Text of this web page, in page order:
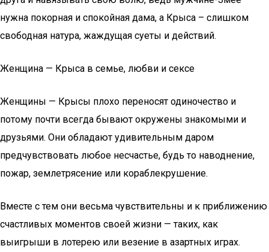
нужна покорная и спокойная дама, а Крыса – слишком
свободная натура, жаждущая суеты и действий.
Женщина — Крыса в семье, любви и сексе
Женщины — Крысы плохо переносят одиночество и
потому почти всегда бывают окружены знакомыми и
друзьями. Они обладают удивительным даром
предчувствовать любое несчастье, будь то наводнение,
пожар, землетрясение или кораблекрушение.
Вместе с тем они весьма чувствительны и к приближению
счастливых моментов своей жизни — таких, как
выигрыши в лотерею или везение в азартных играх.